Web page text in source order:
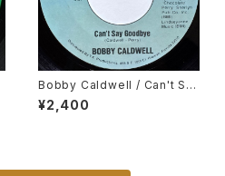
Bobby Caldwell / Can't Sa
y Goodbye
¥2,400